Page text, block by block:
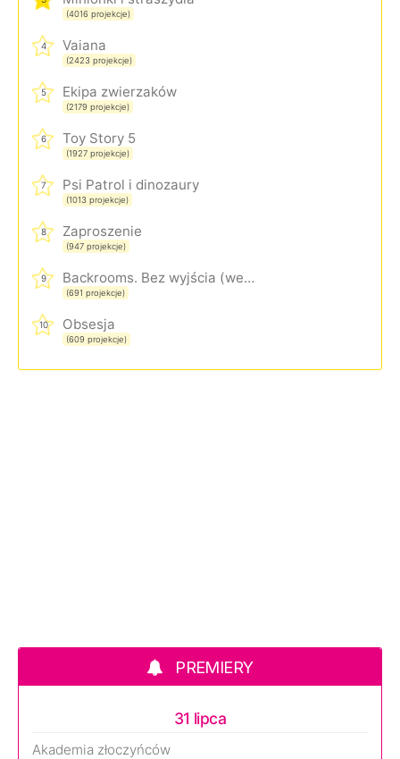
(4016 projekcje)
4 Vaiana
(2423 projekcje)
5 Ekipa zwierzaków
(2179 projekcje)
6 Toy Story 5
(1927 projekcje)
7 Psi Patrol i dinozaury
(1013 projekcje)
8 Zaproszenie
(947 projekcje)
9 Backrooms. Bez wyjścia (wersja rozszerzona)
(691 projekcje)
10 Obsesja
(609 projekcje)
PREMIERY
31 lipca
Akademia złoczyńców